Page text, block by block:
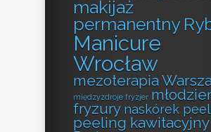
makijaż
permanentny
Manicure
Wrocław
mezoterapia
międzyzdroje fryzjer
fryzury naskórek
peeling kawitacyjny